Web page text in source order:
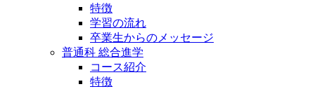
特徴
学習の流れ
卒業生からのメッセージ
普通科 総合進学
コース紹介
特徴